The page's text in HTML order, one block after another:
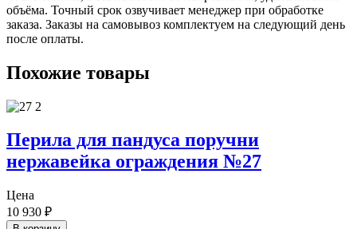
объёма. Точный срок озвучивает менеджер при обработке
заказа. Заказы на самовывоз комплектуем на следующий день
после оплаты.
Похожие товары
Перила для пандуса поручни
нержавейка ограждения №27
Цена
10 930 ₽